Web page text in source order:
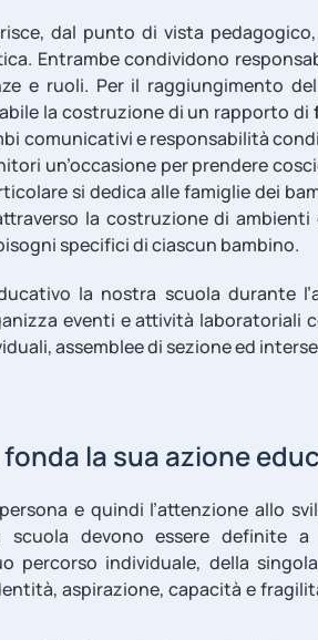
dal punto di vista
Entrambe condividono
e ruoli. Per il raggiungimento
la costruzione di un rapporto di
comunicativi e responsabilità
un’occasione per prendere
si dedica alle famiglie dei
la costruzione di
specifici di ciascun bambino.
la nostra scuola durante
eventi e attività laboratoriali
assemblee di sezione ed
la sua azione
e quindi l’attenzione allo
devono essere definite
percorso individuale, della
aspirazione, capacità e